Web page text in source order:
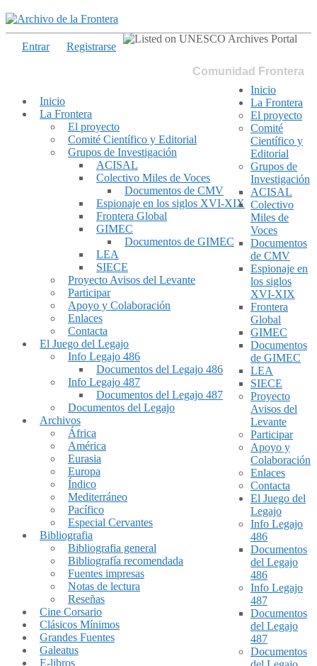
Comunidad Frontera
Inicio
La Frontera
El proyecto
Comité Científico y Editorial
Grupos de Investigación
ACISAL
Colectivo Miles de Voces
Documentos de CMV
Espionaje en los siglos XVI-XIX
Frontera Global
GIMEC
Documentos de GIMEC
LEA
SIECE
Proyecto Avisos del Levante
Participar
Apoyo y Colaboración
Enlaces
Contacta
El Juego del Legajo
Info Legajo 486
Documentos del Legajo 486
Info Legajo 487
Documentos del Legajo 487
Documentos del Legajo
Archivos
África
América
Eurasia
Europa
Índico
Mediterráneo
Pacífico
Especial Cervantes
Bibliografia
Bibliografia general
Bibliografía recomendada
Fuentes impresas
Notas de lectura
Reseñas
Cine Corsario
Clásicos Mínimos
Grandes Fuentes
Galeatus
E-libros
Entrar Registrarse
Inicio
La Frontera
El proyecto
Comité
Científico y
Editorial
Grupos de
Investigación
ACISAL
Colectivo
Miles de
Voces
Documentos
de CMV
Espionaje en
los siglos
XVI-XIX
Frontera
Global
GIMEC
Documentos
de GIMEC
LEA
SIECE
Proyecto
Avisos del
Levante
Participar
Apoyo y
Colaboración
Enlaces
Contacta
El Juego del
Legajo
Info Legajo
486
Documentos
del Legajo
486
Info Legajo
487
Documentos
del Legajo
487
Documentos